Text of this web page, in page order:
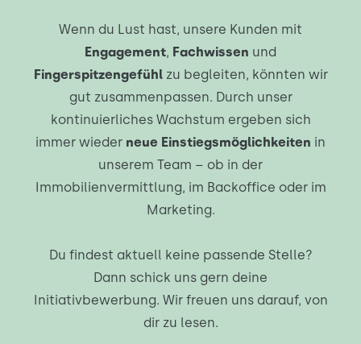
Wenn du Lust hast, unsere Kunden mit
Engagement, Fachwissen und
Fingerspitzengefühlzu begleiten, könnten wir
gut zusammenpassen. Durch unser
kontinuierliches Wachstum ergeben sich
immer wieder neue Einstiegsmöglichkeiten in
unserem Team – ob in der
Immobilienvermittlung, im Backoffice oder im
Marketing.
Du findest aktuell keine passende Stelle?
Dann schick uns gern deine
Initiativbewerbung. Wir freuen uns darauf, von
dir zu lesen.